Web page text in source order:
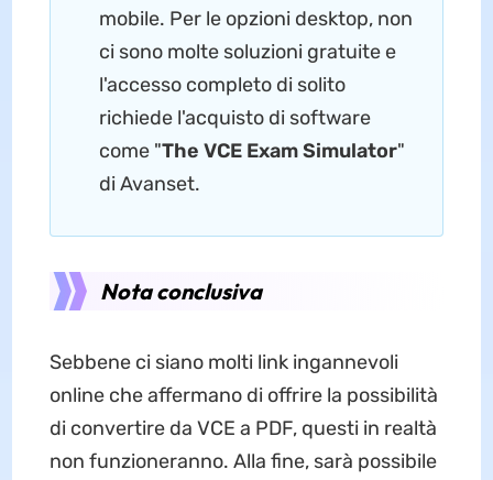
mobile. Per le opzioni desktop, non
ci sono molte soluzioni gratuite e
l'accesso completo di solito
richiede l'acquisto di software
come "The VCE Exam Simulator"
di Avanset.
Nota conclusiva
Sebbene ci siano molti link ingannevoli
online che affermano di offrire la possibilità
di convertire da VCE a PDF, questi in realtà
non funzioneranno. Alla fine, sarà possibile